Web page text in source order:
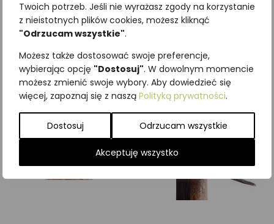
Twoich potrzeb. Jeśli nie wyrażasz zgody na korzystanie
z nieistotnych plików cookies, możesz kliknąć
"Odrzucam wszystkie".
Możesz także dostosować swoje preferencje,
wybierając opcję "Dostosuj". W dowolnym momencie
możesz zmienić swoje wybory. Aby dowiedzieć się
więcej, zapoznaj się z naszą Polityką prywatności.
Dostosuj Odrzucam wszystkie
Akceptuję wszystko
356,70zł z VAT 98,40zł z VAT